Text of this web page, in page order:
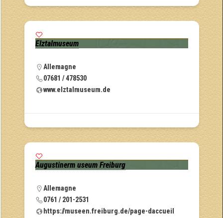
Elztalmuseum
Allemagne
07681 / 478530
www.elztalmuseum.de
Augustinerm useum Freiburg
Allemagne
0761 / 201-2531
https://museen.freiburg.de/page-daccueil